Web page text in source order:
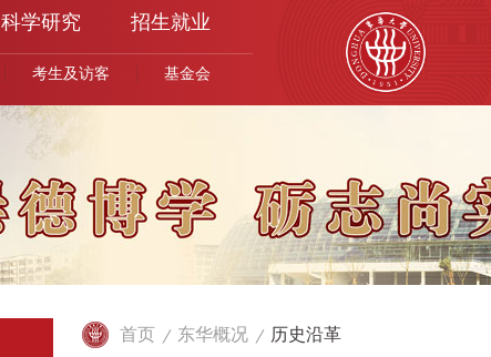
科学研究 招生就业
考生及访客 基金会
首页 东华概况 历史沿革